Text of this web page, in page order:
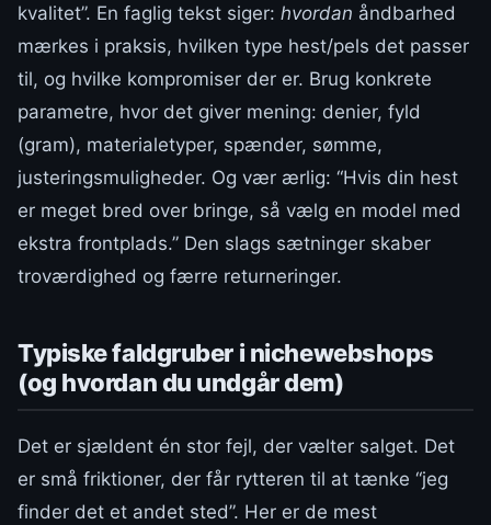
kvalitet”. En faglig tekst siger: hvordan åndbarhed
mærkes i praksis, hvilken type hest/pels det passer
til, og hvilke kompromiser der er. Brug konkrete
parametre, hvor det giver mening: denier, fyld
(gram), materialetyper, spænder, sømme,
justeringsmuligheder. Og vær ærlig: “Hvis din hest
er meget bred over bringe, så vælg en model med
ekstra frontplads.” Den slags sætninger skaber
troværdighed og færre returneringer.
Typiske faldgruber i nichewebshops
(og hvordan du undgår dem)
Det er sjældent én stor fejl, der vælter salget. Det
er små friktioner, der får rytteren til at tænke “jeg
finder det et andet sted”. Her er de mest